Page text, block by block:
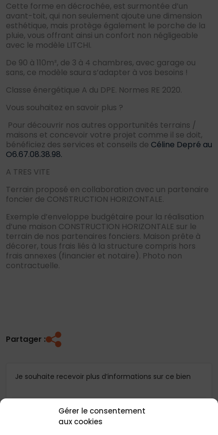
Gérer le consentement
aux cookies
Cette forme en décrochée, est surmontée d’un
avant-toit, qui non seulement ajoute une dimension
esthétique, mais protège également le porche de la
pluie, vous offrant ainsi un confort non négligeable
avec le modèle LITCHI.
De 90 à 110m², de 3 à 4 chambres, avec garage ou
sans, ce modèle saura s’adapter à vos besoins !
Classe énergétique A du DPE. Normes RE 2020.
Vous souhaitez en savoir plus ?
Pour découvrir nos autres opportunités terrains /
maisons et concevoir votre projet comme il se doit,
bénéficiez des services et conseils de Céline Depré au
O6.67.08.38.98.
A TRES VITE
Terrain proposé en collaboration avec un partenaire
foncier de CONSTRUCTION HORIZONTALE.
Exemple d’enveloppe budgétaire pour la réalisation
d’une maison CONSTRUCTION HORIZONTALE sur le
terrain de nos partenaires fonciers. Maison prête à
décorer, tous frais liés à la structure compris hors
frais annexes (financier et notaire). Photo non
contractuelle.
Partager :
Je souhaite recevoir plus d’informations sur ce bien
Coordonnées
Monsieur